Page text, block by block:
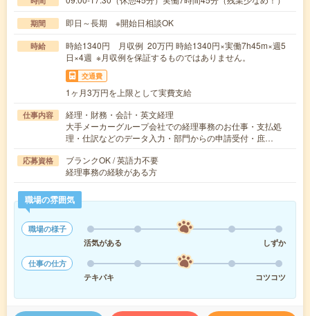
期間 即日～長期 ※開始日相談OK
時給
時給1340円 月収例 20万円 時給1340円×実働7h45m×週5
日×4週 ※月収例を保証するものではありません。
交通費
1ヶ月3万円を上限として実費支給
仕事内容
経理・財務・会計・英文経理
大手メーカーグループ会社での経理事務のお仕事・支払処
理・仕訳などのデータ入力・部門からの申請受付・庶…
応募資格
ブランクOK / 英語力不要
経理事務の経験がある方
職場の雰囲気
職場の様子
活気がある
しずか
仕事の仕方
テキパキ
コツコツ